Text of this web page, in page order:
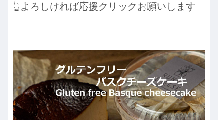
👆よろしければ応援クリックお願いします